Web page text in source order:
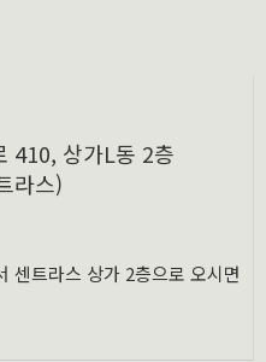
410, 상가L동 2층
라스)
센트라스 상가 2층으로 오시면